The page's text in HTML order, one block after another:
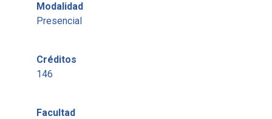
Modalidad
Presencial
Créditos
146
Facultad